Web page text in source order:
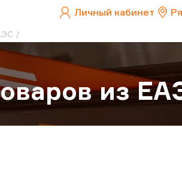
Личный кабинет
из